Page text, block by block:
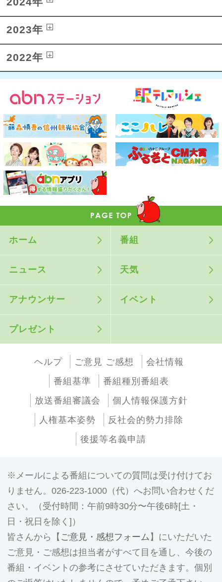
2023年
2022年
ホーム 番組
ニュース 天気
アナウンサー イベント
プレゼント
ヘルプ ご意見 ご感想
会社情報
番組基準
番組種別番組表
放送番組審議会
個人情報保護方針
人権基本姿勢
反社会的勢力排除
後援等名義申請
メールによる番組についての質問は受け付けてお
りません。026-223-1000（代）へお問い合わせくだ
さい。（受付時間：午前9時30分〜午後6時[土・
日・祝日を除く]）
皆さんから【 ご意見・感想フォーム 】にいただいた
ご意見・ご感想は担当者がすべて目を通し、今後の
番組・イベントの参考にさせていただきます。個別